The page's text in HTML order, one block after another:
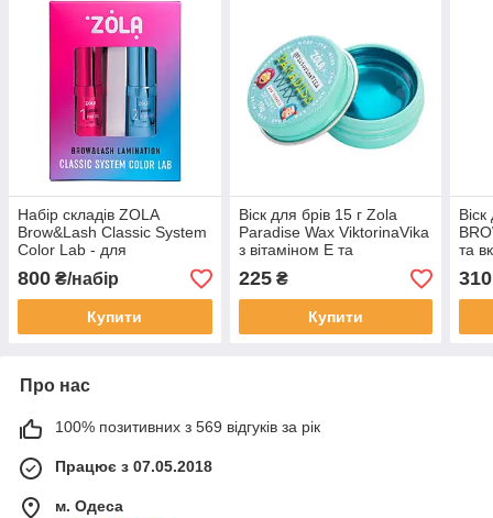
Набір складів ZOLA
Brow&Lash Classic System
Color Lab - для
ламінування брів та вій
800 ₴/набір
Купити
Віск для брів 15 г Zola
Paradise Wax ViktorinaVika
з вітаміном E та
аргановим маслом для
фіксації форми
225₴
Купити
та
310
Про нас
100% позитивних з 569 відгуків за рік
Працює з 07.05.2018
м. Одеса